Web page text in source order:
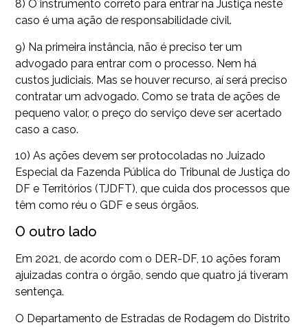
8) O instrumento correto para entrar na Justiça neste
caso é uma ação de responsabilidade civil.
9) Na primeira instância, não é preciso ter um
advogado para entrar com o processo. Nem há
custos judiciais. Mas se houver recurso, aí será preciso
contratar um advogado. Como se trata de ações de
pequeno valor, o preço do serviço deve ser acertado
caso a caso.
10) As ações devem ser protocoladas no Juizado
Especial da Fazenda Pública do Tribunal de Justiça do
DF e Territórios (TJDFT), que cuida dos processos que
têm como réu o GDF e seus órgãos.
O outro lado
Em 2021, de acordo com o DER-DF, 10 ações foram
ajuizadas contra o órgão, sendo que quatro já tiveram
sentença.
O Departamento de Estradas de Rodagem do Distrito